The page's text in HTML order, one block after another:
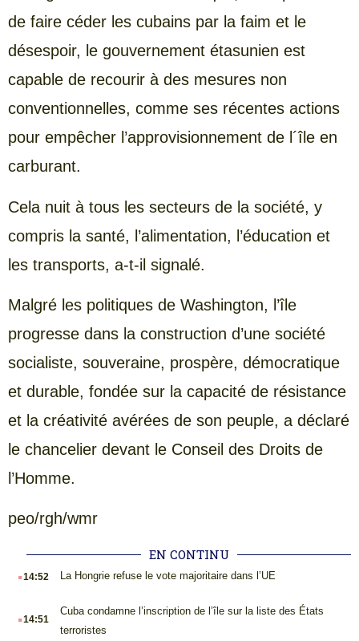
de faire céder les cubains par la faim et le
désespoir, le gouvernement étasunien est
capable de recourir à des mesures non
conventionnelles, comme ses récentes actions
pour empêcher l’approvisionnement de l´île en
carburant.
Cela nuit à tous les secteurs de la société, y
compris la santé, l’alimentation, l’éducation et
les transports, a-t-il signalé.
Malgré les politiques de Washington, l’île
progresse dans la construction d’une société
socialiste, souveraine, prospère, démocratique
et durable, fondée sur la capacité de résistance
et la créativité avérées de son peuple, a déclaré
le chancelier devant le Conseil des Droits de
l’Homme.
peo/rgh/wmr
EN CONTINU
.14:52 La Hongrie refuse le vote majoritaire dans l’UE
.14:51
Cuba condamne l’inscription de l’île sur la liste des États
terroristes